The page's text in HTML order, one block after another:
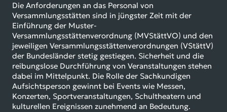
Die Anforderungen an das Personal von
Versammlungsstätten sind in jüngster Zeit mit der
Einführung der Muster-
Versammlungsstättenverordnung (MVStättVO) und den
jeweiligen Versammlungsstättenverordnungen (VStättV)
der Bundesländer stetig gestiegen. Sicherheit und die
reibungslose Durchführung von Veranstaltungen stehen
dabei im Mittelpunkt. Die Rolle der Sachkundigen
Aufsichtsperson gewinnt bei Events wie Messen,
Konzerten, Sportveranstaltungen, Schultheatern und
kulturellen Ereignissen zunehmend an Bedeutung.